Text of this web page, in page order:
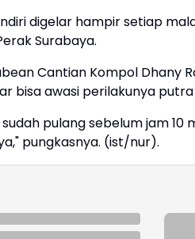
digelar hampir setiap
Surabaya.
Cantian Kompol Dhany
bisa awasi perilakunya
pulang sebelum jam
pungkasnya. (ist/nur).